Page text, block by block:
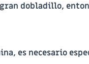
dobladillo,
es necesario